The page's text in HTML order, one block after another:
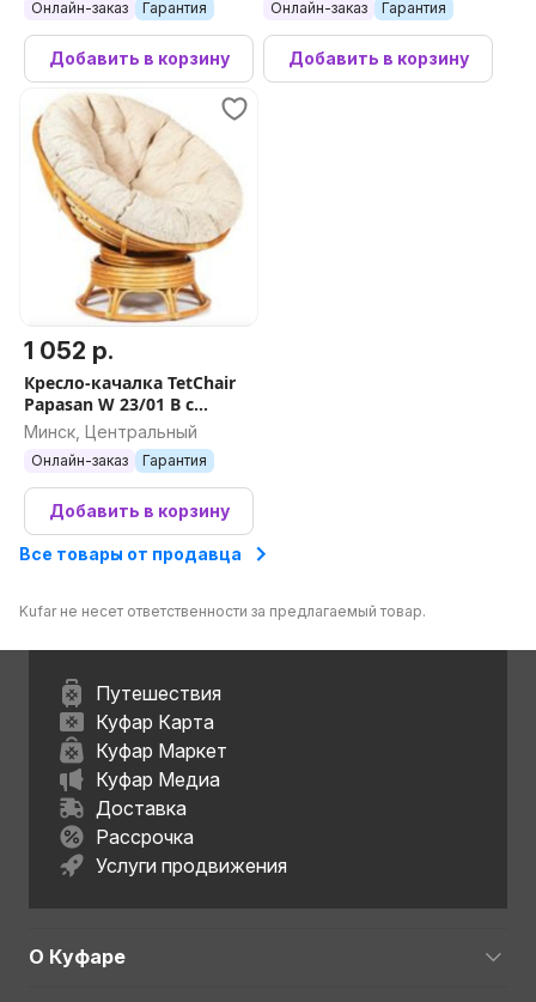
Онлайн-заказ Гарантия
Добавить в корзину
Онлайн-заказ Гарантия
Добавить в корзину
1 052 р.
Кресло-качалка TetChair
Papasan W 23/01 B с
подушкой (мед/ткань
старт)
Минск, Центральный
Онлайн-заказ Гарантия
Добавить в корзину
Все товары от продавца
Kufar не несет ответственности за предлагаемый товар.
Путешествия
Куфар Карта
Куфар Маркет
Куфар Медиа
Доставка
Рассрочка
Услуги продвижения
О Куфаре